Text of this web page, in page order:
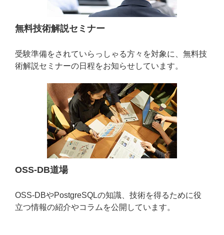
無料技術解説セミナー
受験準備をされていらっしゃる方々を対象に、無料技
術解説セミナーの日程をお知らせしています。
OSS-DB道場
OSS-DBやPostgreSQLの知識、技術を得るために役
立つ情報の紹介やコラムを公開しています。